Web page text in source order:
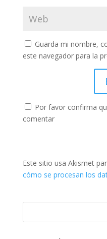
Guarda mi nombre,
este navegador para la
Por favor confirma
comentar
Este sitio usa Akismet
cómo se procesan los